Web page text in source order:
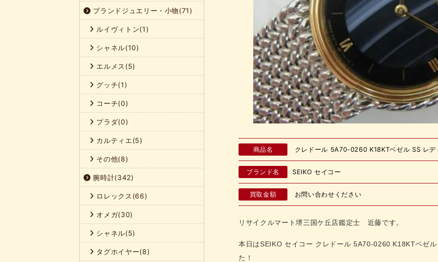
商品名 クレドール 5A70-0260 K18KTベゼル SS レデ
ブランド名 SEIKO セイコー
買取金額 お問い合わせください
リサイクルマート堺三国ケ丘店鑑定士 近藤です。
本日はSEIKO セイコー クレドール 5A70-0260 K18KTベゼ
た！
ブランドジュエリー・小物(71)
ルイヴィトン(1)
シャネル(10)
エルメス(5)
グッチ(1)
コーチ(0)
プラダ(0)
カルティエ(5)
その他(8)
腕時計(342)
ロレックス(66)
オメガ(30)
シャネル(5)
タグホイヤー(8)